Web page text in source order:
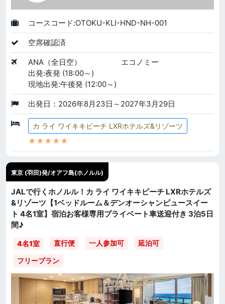
コースコード:OTOKU-KLI-HND-NH-001
空席確認済
ANA（全日空）
エコノミー
出発:夜発 (18:00～)
現地出発:午後発 (12:00～)
出発日：2026年8月23日～2027年3月29日
カ ライ ワイキキビーチ LXRホテルズ&リゾーツ
★★★★★
東京 (羽田)発/オアフ島(ホノルル)
JALで行くホノルル！カ ライ ワイキキビーチ LXRホテルズ
&リゾーツ【1ベッドルーム＆デンオーシャンビュースイー
ト 4名1室】宿泊お客様専用プライベート車送迎付き 3泊5日
間♪
4名1室 直行便 一人参加可 延泊可
フリープラン